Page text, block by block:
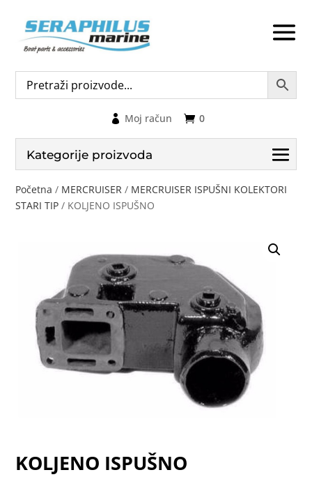
0
Moj račun
Kategorije proizvoda
Početna / MERCRUISER / MERCRUISER ISPUŠNI KOLEKTORI
STARI TIP / KOLJENO ISPUŠNO
KOLJENO ISPUŠNO